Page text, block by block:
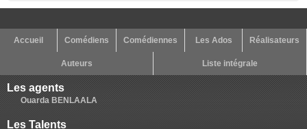
Accueil Comédiens Comédiennes Les Ados Réalisateurs
Auteurs Liste intégrale
Les agents
Ouarda BENLAALA
Les Talents